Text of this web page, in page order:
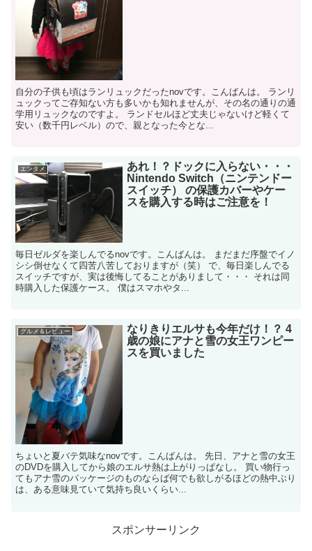
自分の子供も頃はランリュックだったnovです。こんばんは。 ランリ
ュックってご存知ない方も多いかも知れませんが、その名の通りの通
学用リュックなのですよ。 ランドセルほど丈夫じゃないけど軽くて
安い（数千円レベル）ので、親となった今とな...
エンタメ
あれ！？ドックに入らない・・・
Nintendo Switch（ニンテンドー
スイッチ） の保護カバーやケー
スを購入する時はご注意を！
毎日ゼルダを楽しんでるnovです。こんばんは。 まだまだ序盤でイノ
シシ倒せなくて四苦八苦しておりますが（笑） で、毎日楽しんでる
スイッチですが、実は後悔してることがありまして・・・ それは同
時購入した保護ケース。 僕はスマホやタ...
グルメ＆レビュー
なりきりエルサも今年だけ！？ 4
歳の娘にアナと雪の女王ワンピー
スを買いました
ちょいと夏バテ気味なnovです。こんばんは。 先日、アナと雪の女王
のDVDを購入してから娘のエルサ熱は上がりっぱなし。 買い物行っ
てもアナ雪のパッケージのものならば何でも欲しがるほどの熱中ぶり
は、ある意味見ていて気持ち良いくらい...
スポンサーリンク